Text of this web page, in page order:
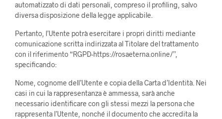
automatizzato di dati personali, compreso il profiling, salvo
diversa disposizione della legge applicabile.
Pertanto, l’Utente potrà esercitare i propri diritti mediante
comunicazione scritta indirizzata al Titolare del trattamento
con il riferimento “RGPD-https://rosaeterna.online/”,
specificando:
Nome, cognome dell’Utente e copia della Carta d’Identità. Nei
casi in cui la rappresentanza è ammessa, sarà anche
necessario identificare con gli stessi mezzi la persona che
rappresenta l’Utente, nonché il documento che accredita la